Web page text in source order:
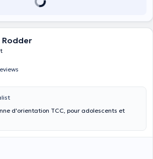
Rodder
d'orientation TCC, pour adolescents et